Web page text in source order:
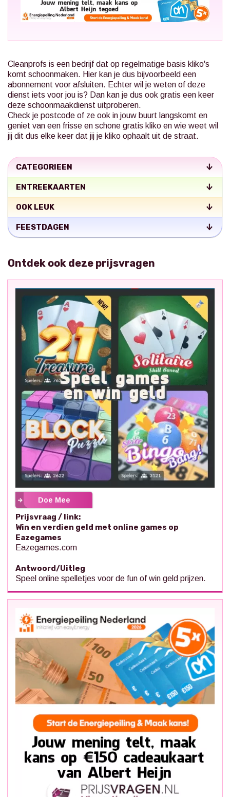
Cleanprofs is een bedrijf dat op regelmatige basis kliko's
komt schoonmaken. Hier kan je dus bijvoorbeeld een
abonnement voor afsluiten. Echter wil je weten of deze
dienst iets voor jou is? Dan kan je dus ook gratis een keer
deze schoonmaakdienst uitproberen.
Check je postcode of ze ook in jouw buurt langskomt en
geniet van een frisse en schone gratis kliko en wie weet wil
jij dit dus elke keer dat jij je kliko ophaalt uit de straat.
CATEGORIEEN
ENTREEKAARTEN
OOK LEUK
FEESTDAGEN
Ontdek ook deze prijsvragen
Doe Mee
Prijsvraag / link:
Win en verdien geld met online games op
Eazegames
Eazegames.com
Antwoord/Uitleg
Speel online spelletjes voor de fun of win geld prijzen.